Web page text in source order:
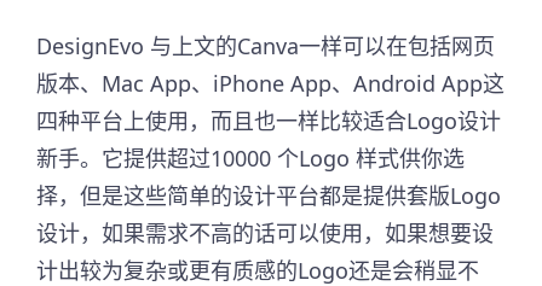
DesignEvo 与上文的Canva一样可以在包括网页
版本、Mac App、iPhone App、Android App这
四种平台上使用，而且也一样比较适合Logo设计
新手。它提供超过10000 个Logo 样式供你选
择，但是这些简单的设计平台都是提供套版Logo
设计，如果需求不高的话可以使用，如果想要设
计出较为复杂或更有质感的Logo还是会稍显不